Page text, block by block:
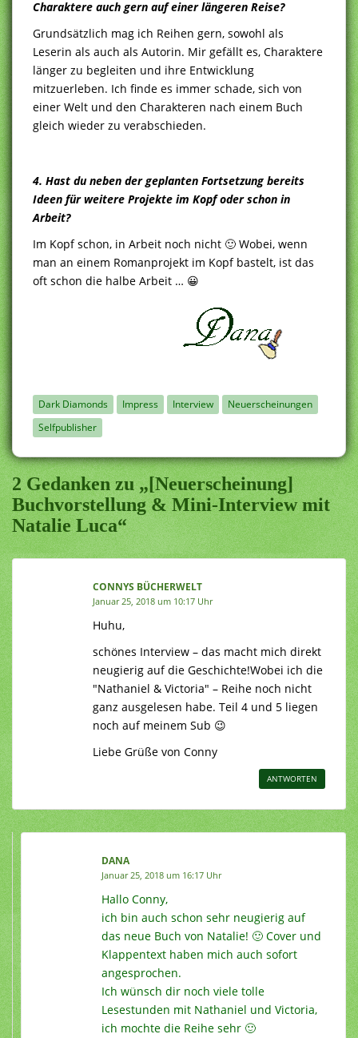
Charaktere auch gern auf einer längeren Reise?
Grundsätzlich mag ich Reihen gern, sowohl als
Leserin als auch als Autorin. Mir gefällt es, Charaktere
länger zu begleiten und ihre Entwicklung
mitzuerleben. Ich finde es immer schade, sich von
einer Welt und den Charakteren nach einem Buch
gleich wieder zu verabschieden.
4. Hast du neben der geplanten Fortsetzung bereits
Ideen für weitere Projekte im Kopf oder schon in
Arbeit?
Im Kopf schon, in Arbeit noch nicht 🙂 Wobei, wenn
man an einem Romanprojekt im Kopf bastelt, ist das
oft schon die halbe Arbeit … 😀
Dark Diamonds Impress Interview
Neuerscheinungen
Selfpublisher
2 Gedanken zu „[Neuerscheinung]
Buchvorstellung & Mini-Interview mit
Natalie Luca“
CONNYS BÜCHERWELT
Januar 25, 2018 um 10:17 Uhr
Huhu,
schönes Interview – das macht mich direkt
neugierig auf die Geschichte!Wobei ich die
"Nathaniel & Victoria" – Reihe noch nicht
ganz ausgelesen habe. Teil 4 und 5 liegen
noch auf meinem Sub 😉
Liebe Grüße von Conny
ANTWORTEN
DANA
Januar 25, 2018 um 16:17 Uhr
Hallo Conny,
ich bin auch schon sehr neugierig auf
das neue Buch von Natalie! 🙂 Cover und
Klappentext haben mich auch sofort
angesprochen.
Ich wünsch dir noch viele tolle
Lesestunden mit Nathaniel und Victoria,
ich mochte die Reihe sehr 🙂